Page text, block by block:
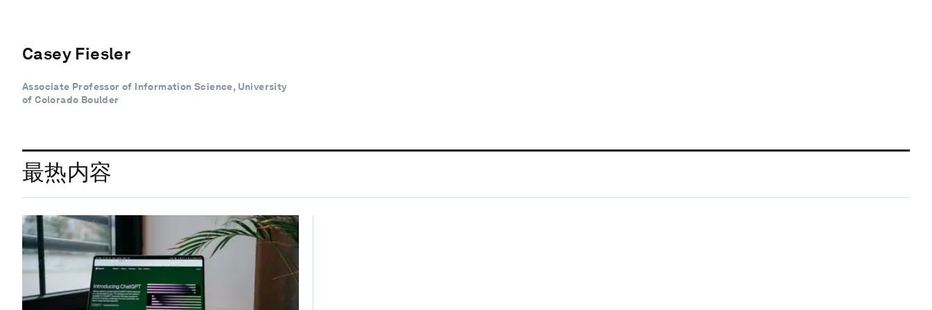
Casey Fiesler
Associate Professor of Information Science, University
of Colorado Boulder
最热内容